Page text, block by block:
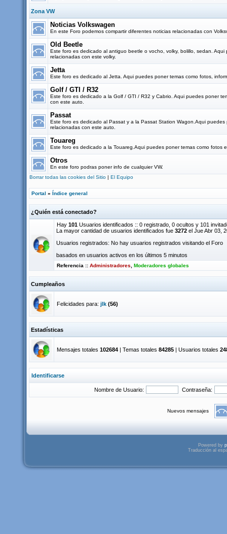
Zona VW
Noticias Volkswagen
En este Foro podemos compartir diferentes noticias relacionadas con
Old Beetle
Este foro es dedicado al antiguo beetle o vocho, volky, bolillo, sedan.
relacionadas con este volky.
Jetta
Este foro es dedicado al Jetta. Aqui puedes poner temas como fotos,
Golf / GTI / R32
Este foro es dedicado a la Golf / GTI / R32 y Cabrio. Aqui puedes poner
con este auto.
Passat
Este foro es dedicado al Passat y a la Passat Station Wagon.Aqui
relacionadas con este auto.
Touareg
Este foro es dedicado a la Touareg.Aqui puedes poner temas como fotos
Otros
En este foro podras poner info de cualquier VW.
Borrar todas las cookies del Sitio | El Equipo
Portal » Índice general
¿Quién está conectado?
Hay 101 Usuarios identificados :: 0 registrado, 0 ocultos y 101
La mayor cantidad de usuarios identificados fue 3272 el Jue Abr 03,
Usuarios registrados: No hay usuarios registrados visitando el Foro
basados en usuarios activos en los últimos 5 minutos
Referencia :: Administradores Moderadores globales
Cumpleaños
Felicidades para: jlk (56)
Estadísticas
Mensajes totales 102684 | Temas totales 84285 | Usuarios totales
Identificarse
Nombre de Usuario: Contraseña:
Nuevos mensajes
Powered by
Traducción al